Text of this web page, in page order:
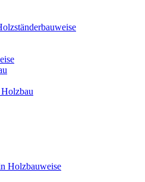
Holzbau
Holzbauweise